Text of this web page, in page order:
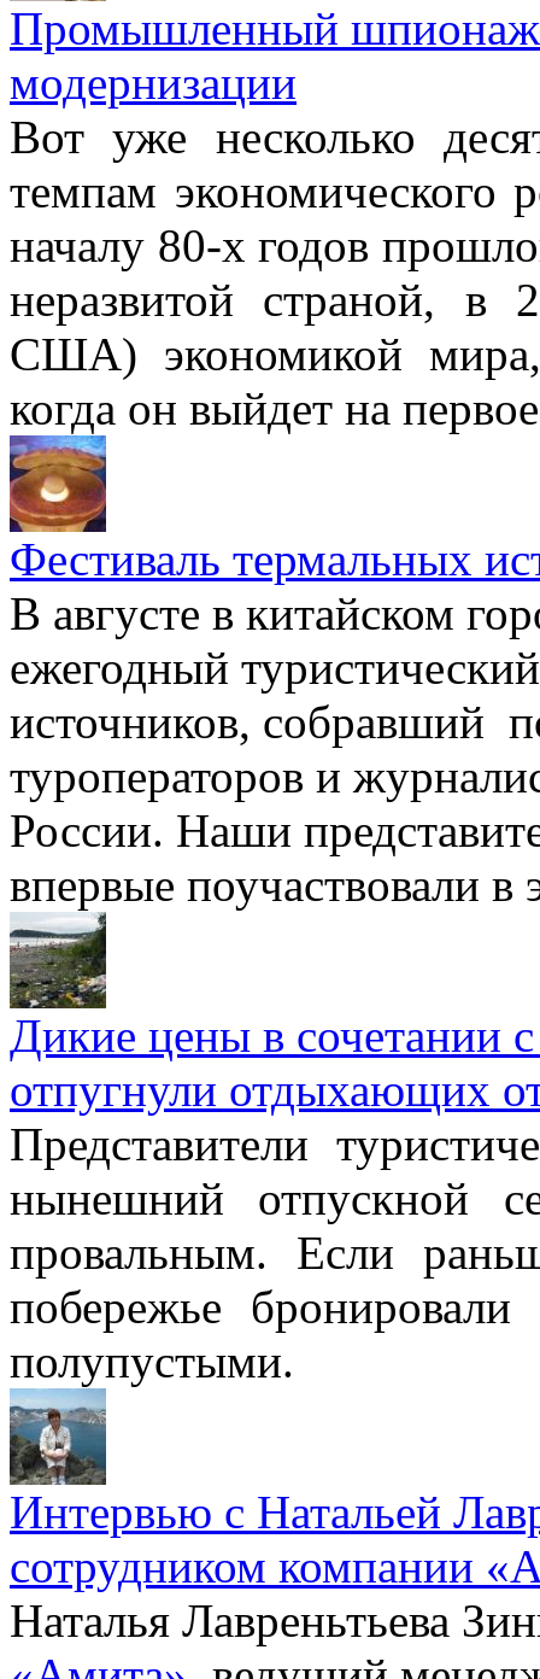
Промышленный шпионаж:
модернизации
Вот уже несколько
темпам экономического
началу 80-х годов
неразвитой страной, в
США) экономикой мира,
когда он выйдет на
Фестиваль термальных
В августе в китайском
ежегодный
источников, собравший
туроператоров и
России. Наши
впервые поучаствовали
Дикие цены в сочетании
отпугнули отдыхающих
Представители
нынешний отпускной
провальным. Если
побережье
полупустыми.
Интервью с Натальей
сотрудником компании
Наталья Лавреньтьева